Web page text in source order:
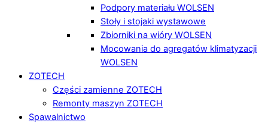
Podpory materiału WOLSEN
Stoły i stojaki wystawowe
Zbiorniki na wióry WOLSEN
Mocowania do agregatów klimatyzacji
WOLSEN
ZOTECH
Części zamienne ZOTECH
Remonty maszyn ZOTECH
Spawalnictwo